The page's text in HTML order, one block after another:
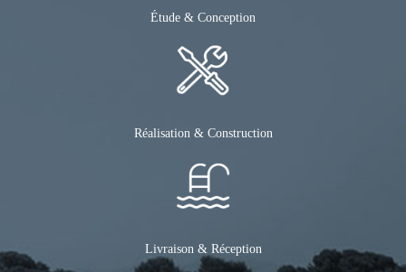
Étude & Conception
Réalisation & Construction
Livraison & Réception